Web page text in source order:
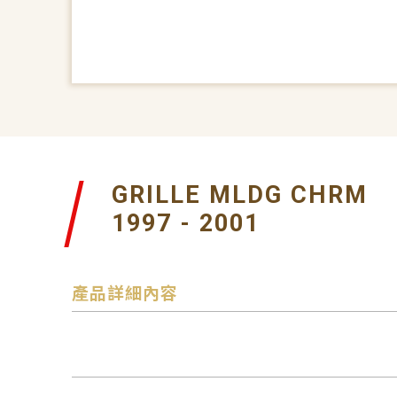
GRILLE MLDG CHRM
1997 - 2001
產品詳細內容